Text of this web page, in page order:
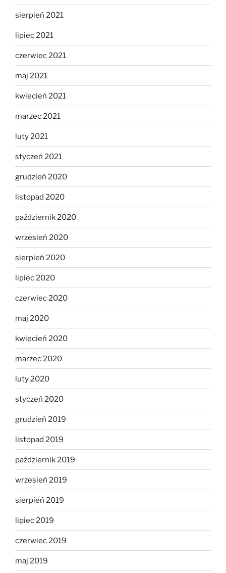
sierpień 2021
lipiec 2021
czerwiec 2021
maj 2021
kwiecień 2021
marzec 2021
luty 2021
styczeń 2021
grudzień 2020
listopad 2020
październik 2020
wrzesień 2020
sierpień 2020
lipiec 2020
czerwiec 2020
maj 2020
kwiecień 2020
marzec 2020
luty 2020
styczeń 2020
grudzień 2019
listopad 2019
październik 2019
wrzesień 2019
sierpień 2019
lipiec 2019
czerwiec 2019
maj 2019